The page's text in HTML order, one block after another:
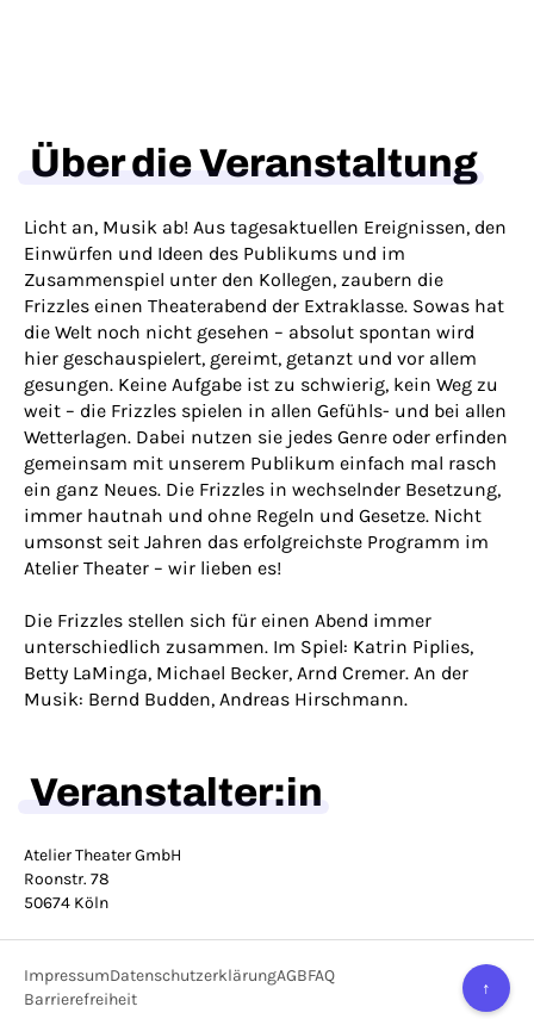
Über die Veranstaltung
Licht an, Musik ab! Aus tagesaktuellen Ereignissen, den
Einwürfen und Ideen des Publikums und im
Zusammenspiel unter den Kollegen, zaubern die
Frizzles einen Theaterabend der Extraklasse. Sowas hat
die Welt noch nicht gesehen – absolut spontan wird
hier geschauspielert, gereimt, getanzt und vor allem
gesungen. Keine Aufgabe ist zu schwierig, kein Weg zu
weit – die Frizzles spielen in allen Gefühls- und bei allen
Wetterlagen. Dabei nutzen sie jedes Genre oder erfinden
gemeinsam mit unserem Publikum einfach mal rasch
ein ganz Neues. Die Frizzles in wechselnder Besetzung,
immer hautnah und ohne Regeln und Gesetze. Nicht
umsonst seit Jahren das erfolgreichste Programm im
Atelier Theater – wir lieben es!
Die Frizzles stellen sich für einen Abend immer
unterschiedlich zusammen. Im Spiel: Katrin Piplies,
Betty LaMinga, Michael Becker, Arnd Cremer. An der
Musik: Bernd Budden, Andreas Hirschmann.
Veranstalter:in
Atelier Theater GmbH
Roonstr. 78
50674 Köln
ImpressumDatenschutzerklärungAGBFAQ
Barrierefreiheit
↑